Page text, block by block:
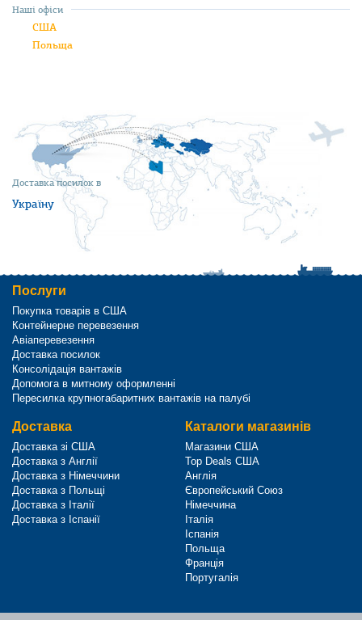
Доставка посилок в
Україну
Наші офіси
США
Польща
Послуги
Покупка товарів в США
Контейнерне перевезення
Авіаперевезення
Доставка посилок
Консолідація вантажів
Допомога в митному оформленні
Пересилка крупногабаритних вантажів на палубі
Доставка
Доставка зі США
Доставка з Англії
Доставка з Німеччини
Доставка з Польщі
Доставка з Італії
Доставка з Іспанії
Каталоги магазинів
Магазини США
Top Deals США
Англія
Європейський Союз
Німеччина
Італія
Іспанія
Польща
Франція
Португалія